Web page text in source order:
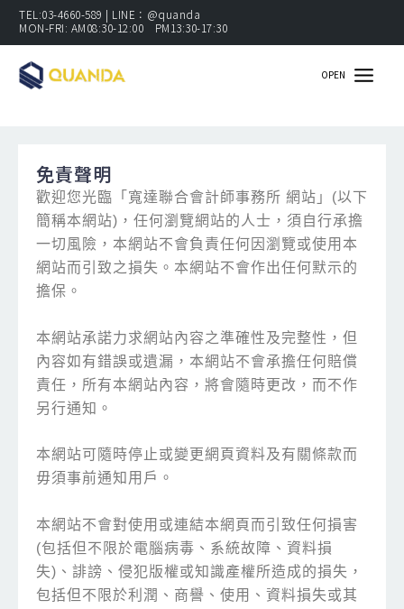
TEL:03-4660-589 | LINE：@quanda
MON-FRI: AM08:30-12:00 PM13:30-17:30
OPEN
免責聲明
歡迎您光臨「寬達聯合會計師事務所 網站」(以下
簡稱本網站)，任何瀏覽網站的人士，須自行承擔
一切風險，本網站不會負責任何因瀏覽或使用本
網站而引致之損失。本網站不會作出任何默示的
擔保。
本網站承諾力求網站內容之準確性及完整性，但
內容如有錯誤或遺漏，本網站不會承擔任何賠償
責任，所有本網站內容，將會隨時更改，而不作
另行通知。
本網站可隨時停止或變更網頁資料及有關條款而
毋須事前通知用戶。
本網站不會對使用或連結本網頁而引致任何損害
(包括但不限於電腦病毒、系統故障、資料損
失)、誹謗、侵犯版權或知識產權所造成的損失，
包括但不限於利潤、商譽、使用、資料損失或其